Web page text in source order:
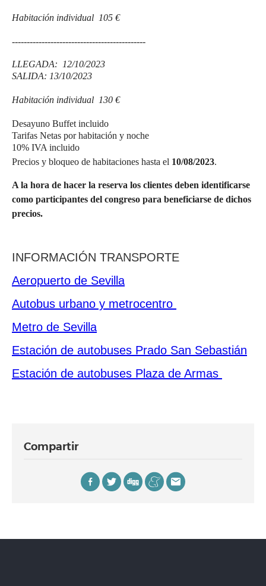
Habitación individual 105 €
---------------------------------------------
LLEGADA: 12/10/2023
SALIDA: 13/10/2023
Habitación individual 130 €
Desayuno Buffet incluido
Tarifas Netas por habitación y noche
10% IVA incluido
Precios y bloqueo de habitaciones hasta el 10/08/2023.
A la hora de hacer la reserva los clientes deben identificarse
como participantes del congreso para beneficiarse de dichos
precios.
INFORMACIÓN TRANSPORTE
Aeropuerto de Sevilla
Autobus urbano y metrocentro
Metro de Sevilla
Estación de autobuses Prado San Sebastián
Estación de autobuses Plaza de Armas
Compartir